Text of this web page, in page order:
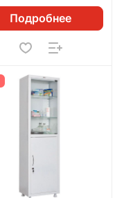
Подробнее